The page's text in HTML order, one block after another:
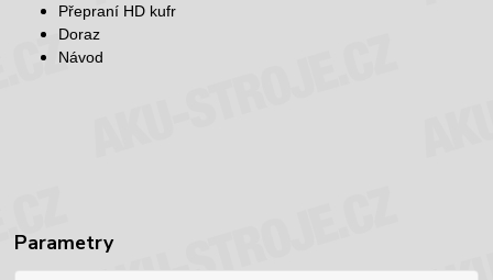
Přepraní HD kufr
Doraz
Návod
Parametry